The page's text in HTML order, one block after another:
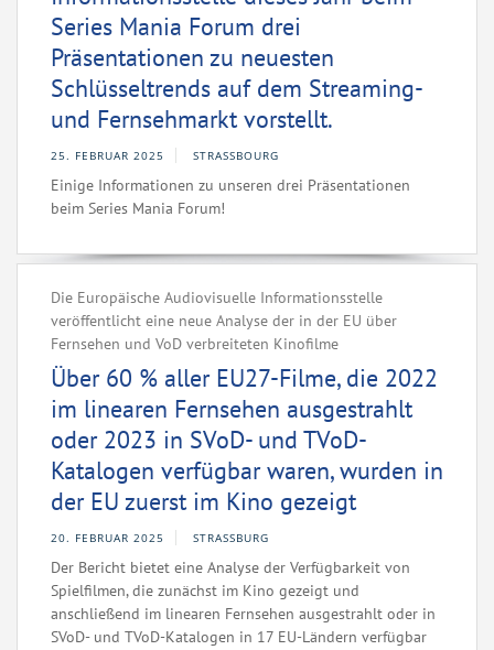
Series Mania Forum drei
Präsentationen zu neuesten
Schlüsseltrends auf dem Streaming-
und Fernsehmarkt vorstellt.
25. FEBRUAR 2025 STRASSBOURG
Einige Informationen zu unseren drei Präsentationen
beim Series Mania Forum!
Die Europäische Audiovisuelle Informationsstelle
veröffentlicht eine neue Analyse der in der EU über
Fernsehen und VoD verbreiteten Kinofilme
Über 60 % aller EU27-Filme, die 2022
im linearen Fernsehen ausgestrahlt
oder 2023 in SVoD- und TVoD-
Katalogen verfügbar waren, wurden in
der EU zuerst im Kino gezeigt
20. FEBRUAR 2025 STRASSBURG
Der Bericht bietet eine Analyse der Verfügbarkeit von
Spielfilmen, die zunächst im Kino gezeigt und
anschließend im linearen Fernsehen ausgestrahlt oder in
SVoD- und TVoD-Katalogen in 17 EU-Ländern verfügbar